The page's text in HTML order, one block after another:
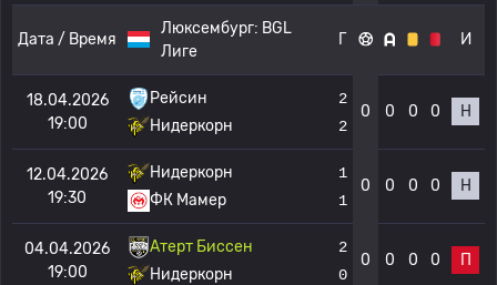
Дата / Время
Люксембург: BGL
Лиге
Г И
18.04.2026
19:00
Рейсин
Нидеркорн
2
2
0 0 0 0 Н
12.04.2026
19:30
Нидеркорн
ФК Мамер
1
1
0 0 0 0 Н
04.04.2026
19:00
Атерт Биссен
Нидеркорн
2
0
0 0 0 0 П